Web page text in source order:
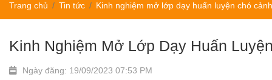
Trang chủ Tin tức Kinh nghiệm mở lớp dạy huấn luyện chó cảnh
Kinh Nghiệm Mở Lớp Dạy Huấn
Ngày đăng: 19/09/2023 07:53 PM